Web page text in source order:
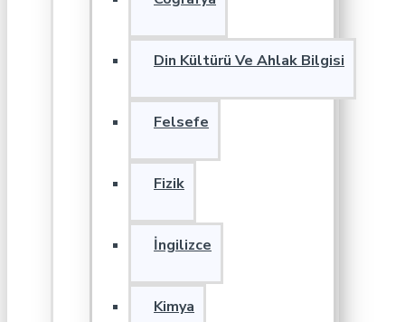
Din Kültürü Ve Ahlak Bilgisi
Felsefe
Fizik
İngilizce
Kimya